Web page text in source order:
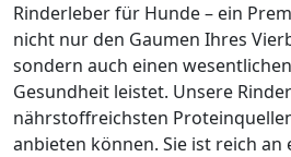
Rinderleber für Hunde – ein
nicht nur den Gaumen Ihres
sondern auch einen
Gesundheit leistet. Unsere
nährstoffreichsten
anbieten können. Sie ist reich an